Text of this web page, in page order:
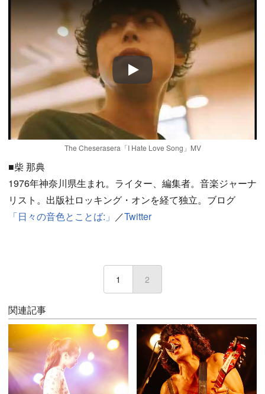
Play
The Cheserasera「I Hate Love Song」MV
■柴 那典
1976年神奈川県生まれ。ライター、編集者。音楽ジャーナ
リスト。出版社ロッキング・オンを経て独立。ブログ
「日々の音色とことば:」 ／Twitter
1 2
関連記事